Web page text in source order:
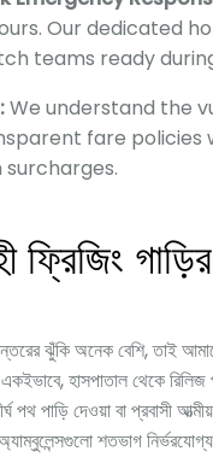
Our dedicated
teams ready
We understand the
fare
ফ্রিজিং
ঝুঁকি অনেক বেশি,তাই
হাসপাতাল থেকে রিলিজ
পথ পাড়ি দেওয়া বা প্রবাসী
শতভাগ